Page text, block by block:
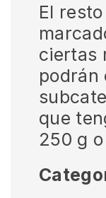
El
ciertas
podrán
que
250 g